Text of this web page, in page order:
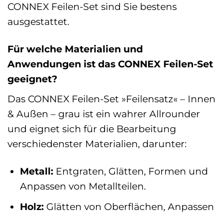
CONNEX Feilen-Set sind Sie bestens
ausgestattet.
Für welche Materialien und
Anwendungen ist das CONNEX Feilen-Set
geeignet?
Das CONNEX Feilen-Set »Feilensatz« – Innen
& Außen – grau ist ein wahrer Allrounder
und eignet sich für die Bearbeitung
verschiedenster Materialien, darunter:
Metall:Entgraten, Glätten, Formen und
Anpassen von Metallteilen.
Holz:Glätten von Oberflächen, Anpassen